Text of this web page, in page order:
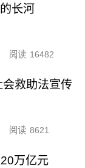
长河
阅读 16482
救助法宣传
阅读 8621
万亿元